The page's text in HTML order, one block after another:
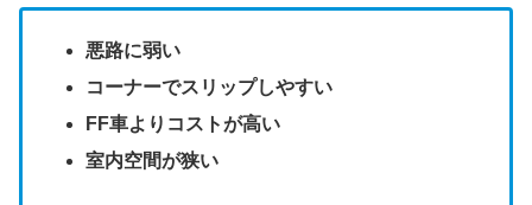
悪路に弱い
コーナーでスリップしやすい
FF車よりコストが高い
室内空間が狭い